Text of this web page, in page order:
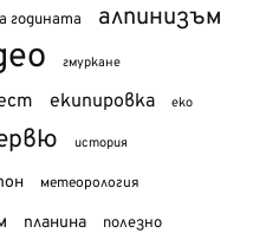
годината алпинизъм
гмуркане
екипировка еко
история
метеорология
планина полезно